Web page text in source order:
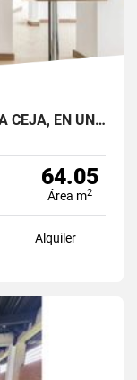
APARTAMENTO EN ARRIENDO EN LA CEJA, EN UNIDAD CERRADA.
64.05
Área m2
Alquiler